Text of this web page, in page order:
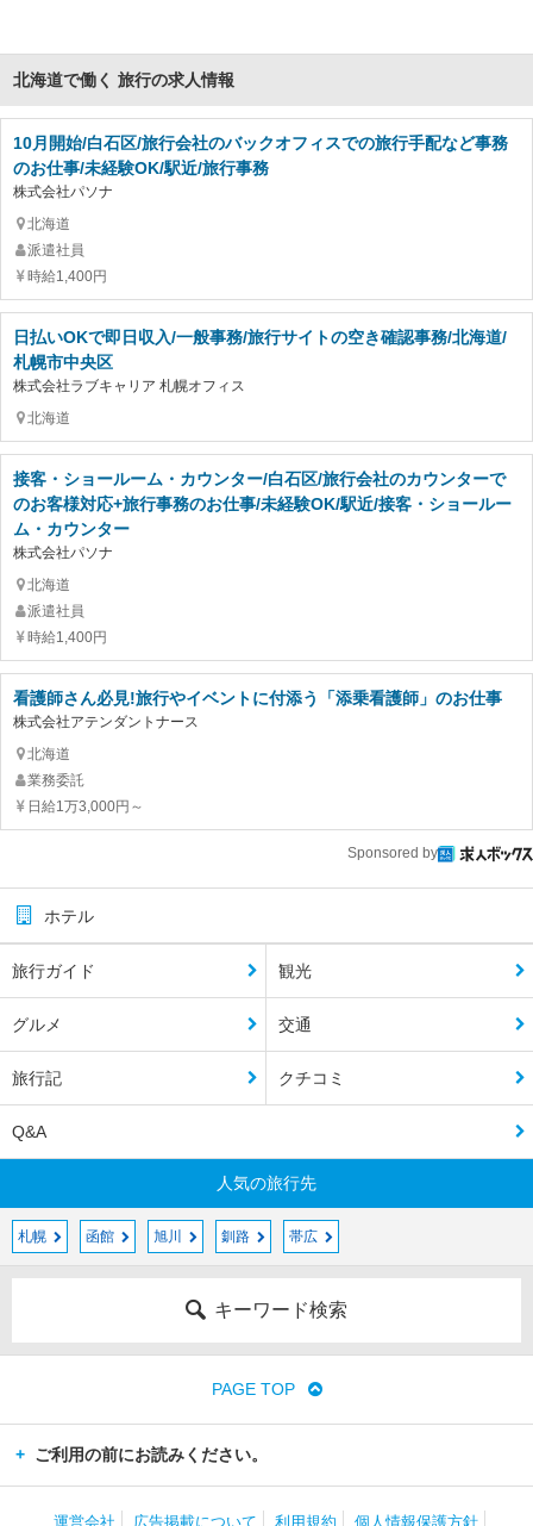
北海道で働く 旅行の求人情報
10月開始/白石区/旅行会社のバックオフィスでの旅行手配など事務
のお仕事/未経験OK/駅近/旅行事務
株式会社パソナ
北海道
派遣社員
時給1,400円
日払いOKで即日収入/一般事務/旅行サイトの空き確認事務/北海道/
札幌市中央区
株式会社ラブキャリア 札幌オフィス
北海道
接客・ショールーム・カウンター/白石区/旅行会社のカウンターで
のお客様対応+旅行事務のお仕事/未経験OK/駅近/接客・ショールー
ム・カウンター
株式会社パソナ
北海道
派遣社員
時給1,400円
看護師さん必見!旅行やイベントに付添う「添乗看護師」のお仕事
株式会社アテンダントナース
北海道
業務委託
日給1万3,000円～
Sponsored by
ホテル
旅行ガイド 観光
グルメ 交通
旅行記 クチコミ
Q&A
人気の旅行先
札幌 函館 旭川 釧路 帯広
キーワード検索
PAGE TOP
ご利用の前にお読みください。
運営会社 広告掲載について 利用規約 個人情報保護方針